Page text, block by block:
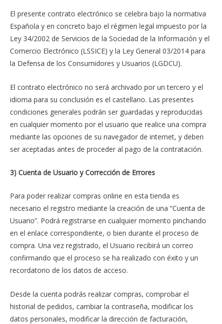
El presente contrato electrónico se celebra bajo la normativa
Española y en concreto bajo el régimen legal impuesto por la
Ley 34/2002 de Servicios de la Sociedad de la Información y el
Comercio Electrónico (LSSICE) y la Ley General 03/2014 para
la Defensa de los Consumidores y Usuarios (LGDCU).
El contrato electrónico no será archivado por un tercero y el
idioma para su conclusión es el castellano. Las presentes
condiciones generales podrán ser guardadas y reproducidas
en cualquier momento por el usuario que realice una compra
mediante las opciones de su navegador de internet, y deben
ser aceptadas antes de proceder al pago de la contratación.
3) Cuenta de Usuario y Corrección de Errores
Para poder realizar compras online en esta tienda es
necesario el registro mediante la creación de una “Cuenta de
Usuario”. Podrá registrarse en cualquier momento pinchando
en el enlace correspondiente, o bien durante el proceso de
compra. Una vez registrado, el Usuario recibirá un correo
confirmando que el proceso se ha realizado con éxito y un
recordatorio de los datos de acceso.
Desde la cuenta podrás realizar compras, comprobar el
historial de pedidos, cambiar la contraseña, modificar los
datos personales, modificar la dirección de facturación,